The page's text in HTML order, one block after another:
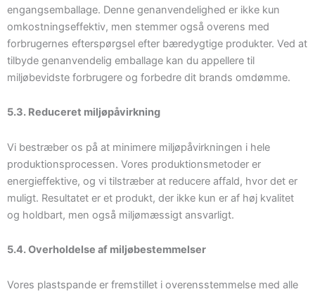
engangsemballage. Denne genanvendelighed er ikke kun
omkostningseffektiv, men stemmer også overens med
forbrugernes efterspørgsel efter bæredygtige produkter. Ved at
tilbyde genanvendelig emballage kan du appellere til
miljøbevidste forbrugere og forbedre dit brands omdømme.
5.3. Reduceret miljøpåvirkning
Vi bestræber os på at minimere miljøpåvirkningen i hele
produktionsprocessen. Vores produktionsmetoder er
energieffektive, og vi tilstræber at reducere affald, hvor det er
muligt. Resultatet er et produkt, der ikke kun er af høj kvalitet
og holdbart, men også miljømæssigt ansvarligt.
5.4. Overholdelse af miljøbestemmelser
Vores plastspande er fremstillet i overensstemmelse med alle